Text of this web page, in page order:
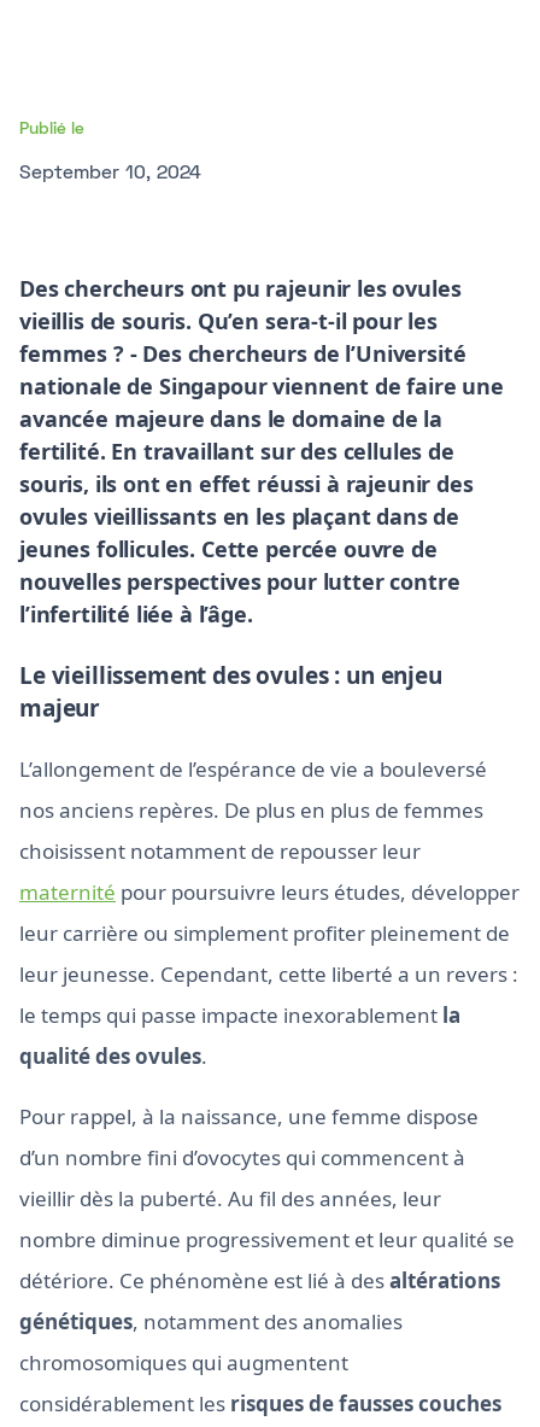
Publié le
September 10, 2024
Des chercheurs ont pu rajeunir les ovules
vieillis de souris. Qu’en sera-t-il pour les
femmes ? - Des chercheurs de l’Université
nationale de Singapour viennent de faire une
avancée majeure dans le domaine de la
fertilité. En travaillant sur des cellules de
souris, ils ont en effet réussi à rajeunir des
ovules vieillissants en les plaçant dans de
jeunes follicules. Cette percée ouvre de
nouvelles perspectives pour lutter contre
l’infertilité liée à l’âge.
Le vieillissement des ovules : un enjeu
majeur
L’allongement de l’espérance de vie a bouleversé
nos anciens repères. De plus en plus de femmes
choisissent notamment de repousser leur
maternité pour poursuivre leurs études, développer
leur carrière ou simplement profiter pleinement de
leur jeunesse. Cependant, cette liberté a un revers :
le temps qui passe impacte inexorablement la
qualité des ovules.
Pour rappel, à la naissance, une femme dispose
d’un nombre fini d’ovocytes qui commencent à
vieillir dès la puberté. Au fil des années, leur
nombre diminue progressivement et leur qualité se
détériore. Ce phénomène est lié à desaltérations
génétiques, notamment des anomalies
chromosomiques qui augmentent
considérablement les risques de fausses couches